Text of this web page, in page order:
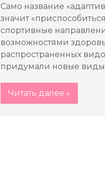
Само название
значит
спортивные
возможностями
распространенных
придумали новые виды
Читать далее »